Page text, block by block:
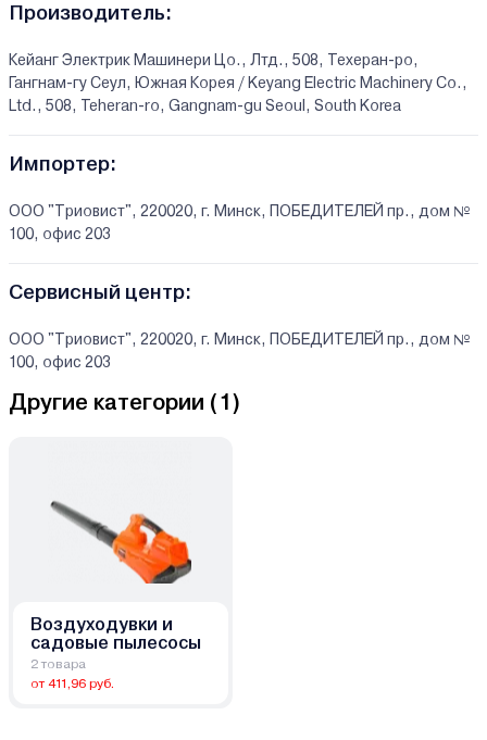
Производитель:
Кейанг Электрик Машинери Цо., Лтд., 508, Техеран-ро,
Гангнам-гу Сеул, Южная Корея / Keyang Electric Machinery Co.,
Ltd., 508, Teheran-ro, Gangnam-gu Seoul, South Korea
Импортер:
ООО "Триовист", 220020, г. Минск, ПОБЕДИТЕЛЕЙ пр., дом №
100, офис 203
Сервисный центр:
ООО "Триовист", 220020, г. Минск, ПОБЕДИТЕЛЕЙ пр., дом №
100, офис 203
Другие категории (1 )
Воздуходувки и
садовые пылесосы
2 товара
от 411,96 руб.